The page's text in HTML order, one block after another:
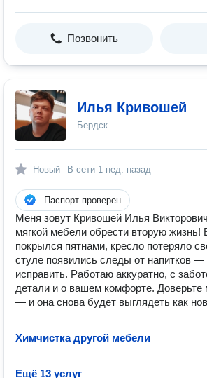
Позвонить
Илья Кривошей
Бердск
Новый В сети 1 нед. назад
Паспорт проверен
Меня зовут Кривошей Илья
мягкой мебели обрести вторую
покрылся пятнами, кресло потеряло
стуле появились следы от напитков —
исправить. Работаю аккуратно, с
детали и о вашем комфорте.
— и она снова будет выглядеть как
Химчистка другой мебели
Ещё 13 услуг